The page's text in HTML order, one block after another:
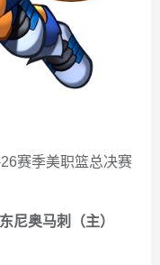
赛季美职篮总决赛
尼奥马刺（主）